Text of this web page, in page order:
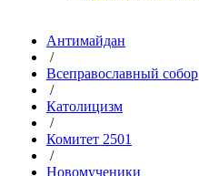
Антимайдан
/
Всеправославный собор
/
Католицизм
/
Комитет 2501
/
Новомученики